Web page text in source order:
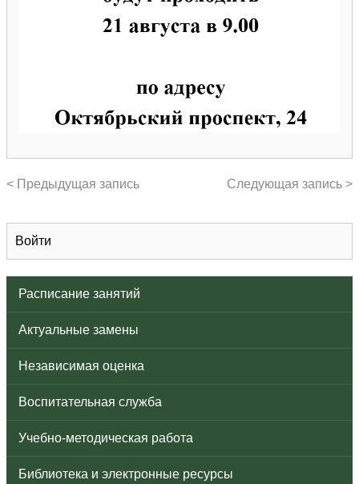
Войти
Расписание занятий
Актуальные замены
Независимая оценка
Воспитательная служба
Учебно-методическая работа
Библиотека и электронные ресурсы
< Предыдущая запись Следующая запись >